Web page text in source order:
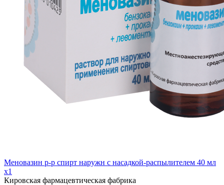
Меновазин р-р спирт наружн с насадкой-распылителем 40 мл
x1
Кировская фармацевтическая фабрика